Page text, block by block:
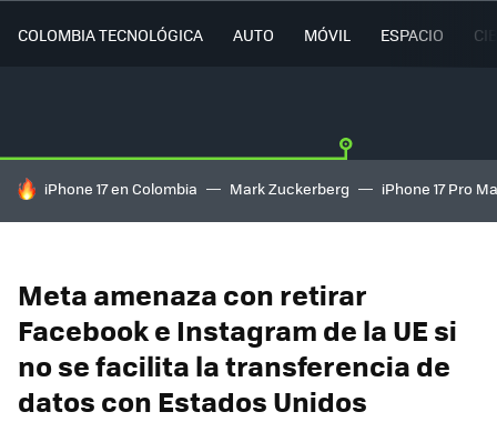
COLOMBIA TECNOLÓGICA AUTO MÓVIL ESPACIO
HOY SE HABLA DE
iPhone 17 en Colombia Mark Zuckerberg iPhone 17 Pro
Meta amenaza con retirar
Facebook e Instagram de la UE si
no se facilita la transferencia de
datos con Estados Unidos